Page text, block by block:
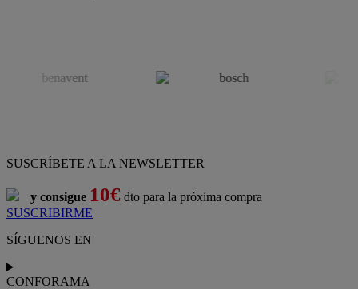
SUSCRÍBETE A LA NEWSLETTER
y consigue 10€ dto para la próxima compra
SUSCRIBIRME
SÍGUENOS EN
CONFORAMA